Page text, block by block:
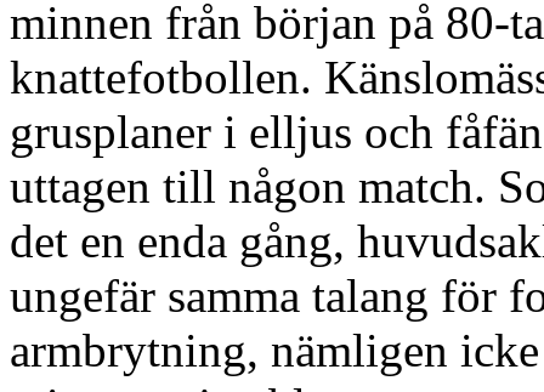
minnen från början på 80-
knattefotbollen.
grusplaner i elljus och
uttagen till någon match.
det en enda gång,
ungefär samma talang för
armbrytning, nämligen